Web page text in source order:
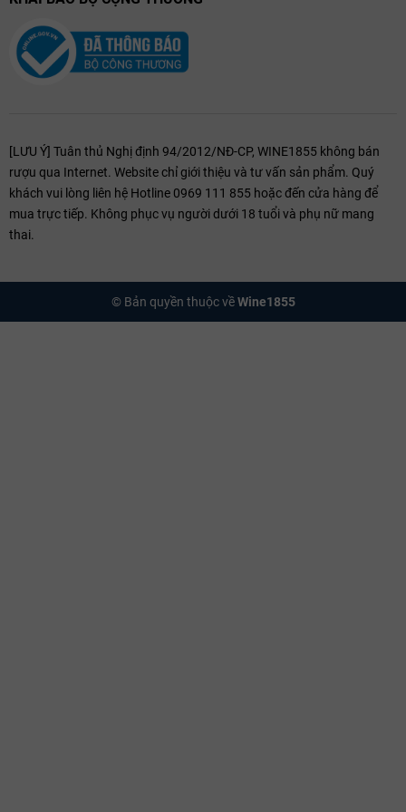
hóa rượu vang.
Quý khách có muốn tìm hiểu thêm về một niên vụ cụ thể của Château
[LƯU Ý] Tuân thủ Nghị định 94/2012/NĐ-CP, WINE1855 không bán
rượu qua Internet. Website chỉ giới thiệu và tư vấn sản phẩm. Quý
khách vui lòng liên hệ Hotline 0969 111 855 hoặc đến cửa hàng để
mua trực tiếp. Không phục vụ người dưới 18 tuổi và phụ nữ mang
thai.
© Bản quyền thuộc vềWine1855